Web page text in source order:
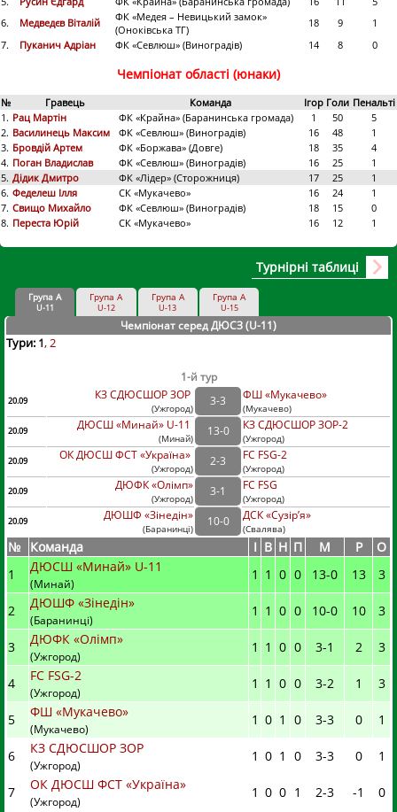
6.
Медведєв Віталій
ФК «Медея – Невицький замок»
(Оноківська ТГ)
18 9
1
7.
Пуканич Адріан ФК «Севлюш» (Виноградів) 14 8 0
Чемпіонат області (юнаки)
№ Гравець Команда Ігор Голи Пенальті
1. Рац Мартін ФК «Крайна» (Баранинська громада) 1 50
5
2. Василинець Максим ФК «Севлюш» (Виноградів) 16 48
1
3. Бровдій Артем ФК «Боржава» (Довге) 18 35
4
4. Поган Владислав ФК «Севлюш» (Виноградів) 16 25
1
5. Дідик Дмитро ФК «Лідер» (Сторожниця) 17 25
1
6. Феделеш Ілля СК «Мукачево» 16 24
1
7. Свищо Михайло ФК «Севлюш» (Виноградів) 18 15
0
8. Переста Юрій СК «Мукачево» 16 12 1
Турнірні таблиці
Група А
U-11
Група А
U-12
Група А
U-13
Група А
U-15
Чемпіонат серед ДЮСЗ (U-11)
Тури: 1 2
1-й тур
20.09 КЗ СДЮСШОР ЗОР
(Ужгород)
3-3 ФШ «Мукачево»
(Мукачево)
20.09
ДЮСШ «Минай» U-11
(Минай)
13-0 КЗ СДЮСШОР ЗОР-2
(Ужгород)
20.09
ОК ДЮСШ ФСТ «Україна»
(Ужгород)
2-3 FC FSG-2
(Ужгород)
20.09
ДЮФК «Олімп»
(Ужгород)
3-1 FC FSG
(Ужгород)
20.09
ДЮШФ «Зінедін»
(Баранинці)
10-0 ДСК «Сузір’я»
(Свалява)
№ Команда I В Н П М Р
О
1
ДЮСШ «Минай» U-11
(Минай)
1 1 0 0 13-0 13 3
2 ДЮШФ «Зінедін»
(Баранинці)
1 1 0 0 10-0 10 3
3 ДЮФК «Олімп»
(Ужгород)
1 1 0 0 3-1 2 3
4 FC FSG-2
(Ужгород)
1 1 0 0 3-2 1 3
5 ФШ «Мукачево»
(Мукачево)
1 0 1 0 3-3 0 1
6 КЗ СДЮСШОР ЗОР
(Ужгород)
1 0 1 0 3-3 0 1
7 ОК ДЮСШ ФСТ «Україна»
(Ужгород)
1 0 0 1 2-3 -1
0